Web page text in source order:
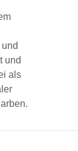
und
als